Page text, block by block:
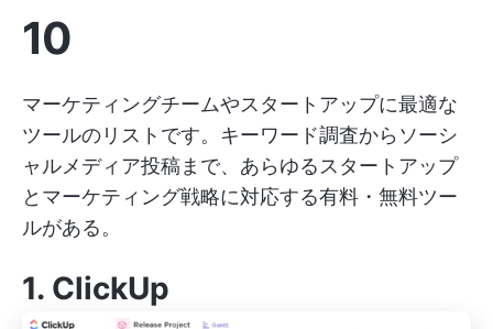
10
マーケティングチームやスタートアップに最適な
ツールのリストです。キーワード調査からソーシ
ャルメディア投稿まで、あらゆるスタートアップ
とマーケティング戦略に対応する有料・無料ツー
ルがある。
1. ClickUp